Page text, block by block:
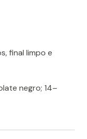
final limpo e
negro; 14–